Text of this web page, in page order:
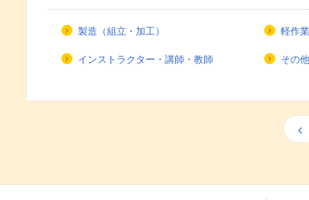
製造（組立・加工） 軽作
インストラクター・講師・教師 その他